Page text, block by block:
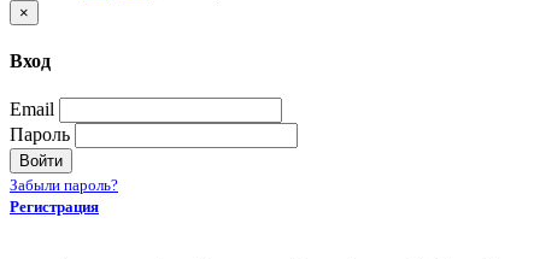
×
Вход
Email
Пароль
Войти
Забыли пароль?
Регистрация